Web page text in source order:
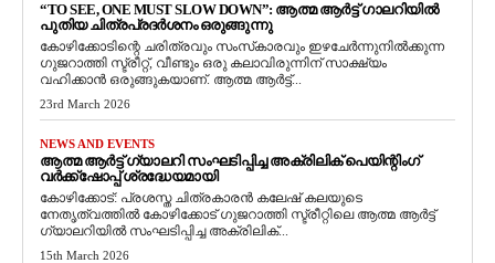
“TO SEE, ONE MUST SLOW DOWN”: ആത്മ ആർട്ട് ഗാലറിയിൽ
പുതിയ ചിത്രപ്രദർശനം ഒരുങ്ങുന്നു
കോഴിക്കോടിന്റെ ചരിത്രവും സംസ്‌കാരവും ഇഴചേർന്നുനിൽക്കുന്ന
ഗുജറാത്തി സ്ട്രീറ്റ്, വീണ്ടും ഒരു കലാവിരുന്നിന് സാക്ഷ്യം
വഹിക്കാൻ ഒരുങ്ങുകയാണ്. ആത്മ ആർട്ട്...
23rd March 2026
NEWS AND EVENTS
ആത്മ ആർട്ട് ഗ്യാലറി സംഘടിപ്പിച്ച അക്രിലിക് പെയിന്റിംഗ്
വർക്ക്‌ഷോപ്പ് ശ്രദ്ധേയമായി
കോഴിക്കോട്: പ്രശസ്ത ചിത്രകാരൻ കലേഷ് കലയുടെ
നേതൃത്വത്തിൽ കോഴിക്കോട് ഗുജറാത്തി സ്ട്രീറ്റിലെ ആത്മ ആർട്ട്
ഗ്യാലറിയിൽ സംഘടിപ്പിച്ച അക്രിലിക്...
15th March 2026